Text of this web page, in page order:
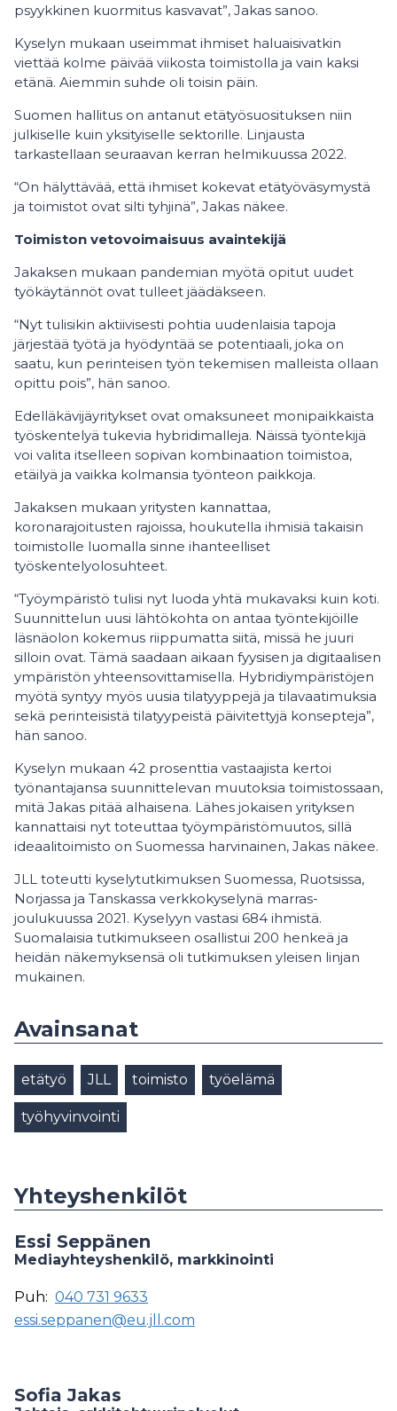
psyykkinen kuormitus kasvavat”, Jakas sanoo.
Kyselyn mukaan useimmat ihmiset haluaisivatkin
viettää kolme päivää viikosta toimistolla ja vain kaksi
etänä. Aiemmin suhde oli toisin päin.
Suomen hallitus on antanut etätyösuosituksen niin
julkiselle kuin yksityiselle sektorille. Linjausta
tarkastellaan seuraavan kerran helmikuussa 2022.
“On hälyttävää, että ihmiset kokevat etätyöväsymystä
ja toimistot ovat silti tyhjinä”, Jakas näkee.
Toimiston vetovoimaisuus avaintekijä
Jakaksen mukaan pandemian myötä opitut uudet
työkäytännöt ovat tulleet jäädäkseen.
“Nyt tulisikin aktiivisesti pohtia uudenlaisia tapoja
järjestää työtä ja hyödyntää se potentiaali, joka on
saatu, kun perinteisen työn tekemisen malleista ollaan
opittu pois”, hän sanoo.
Edelläkävijäyritykset ovat omaksuneet monipaikkaista
työskentelyä tukevia hybridimalleja. Näissä työntekijä
voi valita itselleen sopivan kombinaation toimistoa,
etäilyä ja vaikka kolmansia työnteon paikkoja.
Jakaksen mukaan yritysten kannattaa,
koronarajoitusten rajoissa, houkutella ihmisiä takaisin
toimistolle luomalla sinne ihanteelliset
työskentelyolosuhteet.
“Työympäristö tulisi nyt luoda yhtä mukavaksi kuin koti.
Suunnittelun uusi lähtökohta on antaa työntekijöille
läsnäolon kokemus riippumatta siitä, missä he juuri
silloin ovat. Tämä saadaan aikaan fyysisen ja digitaalisen
ympäristön yhteensovittamisella. Hybridiympäristöjen
myötä syntyy myös uusia tilatyyppejä ja tilavaatimuksia
sekä perinteisistä tilatyypeistä päivitettyjä konsepteja”,
hän sanoo.
Kyselyn mukaan 42 prosenttia vastaajista kertoi
työnantajansa suunnittelevan muutoksia toimistossaan,
mitä Jakas pitää alhaisena. Lähes jokaisen yrityksen
kannattaisi nyt toteuttaa työympäristömuutos, sillä
ideaalitoimisto on Suomessa harvinainen, Jakas näkee.
JLL toteutti kyselytutkimuksen Suomessa, Ruotsissa,
Norjassa ja Tanskassa verkkokyselynä marras-
joulukuussa 2021. Kyselyyn vastasi 684 ihmistä.
Suomalaisia tutkimukseen osallistui 200 henkeä ja
heidän näkemyksensä oli tutkimuksen yleisen linjan
mukainen.
Avainsanat
etätyö JLL toimisto työelämä
työhyvinvointi
Yhteyshenkilöt
Essi Seppänen
Mediayhteyshenkilö, markkinointi
Puh: 040 731 9633
essi.seppanen@eu.jll.com
Sofia Jakas